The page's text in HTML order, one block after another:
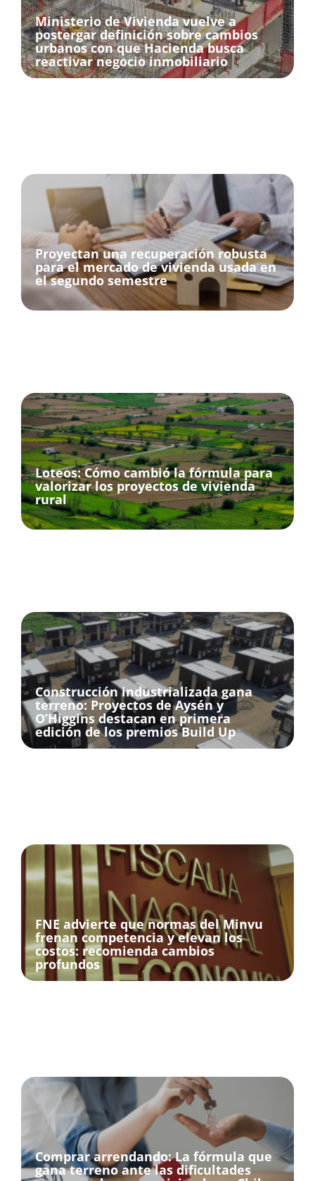
Ministerio de Vivienda vuelve a
postergar definición sobre cambios
urbanos con que Hacienda busca
reactivar negocio inmobiliario
Proyectan una recuperación robusta
para el mercado de vivienda usada en
el segundo semestre
Loteos: Cómo cambió la fórmula para
valorizar los proyectos de vivienda
rural
Construcción industrializada gana
terreno: Proyectos de Aysén y
O’Higgins destacan en primera
edición de los premios Build Up
FNE advierte que normas del Minvu
frenan competencia y elevan los
costos: recomienda cambios
profundos
Comprar arrendando: La fórmula que
gana terreno ante las dificultades